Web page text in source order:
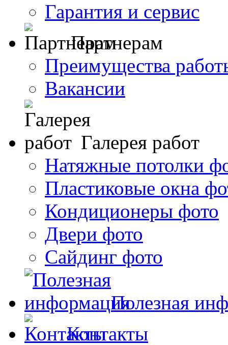
Гарантия и сервис
Партнерам
Преимущества
Вакансии
Галерея работ
Натяжные потолки
Пластиковые окна
Кондиционеры фото
Двери фото
Сайдинг фото
Полезная
Контакты